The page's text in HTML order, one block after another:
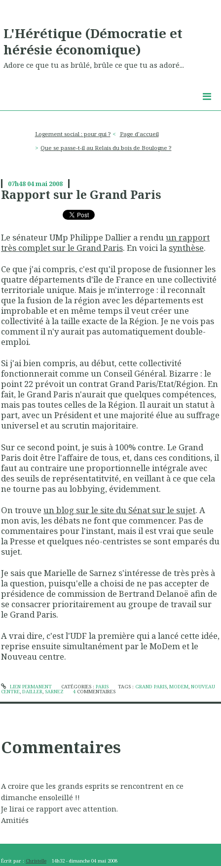
L'Hérétique (Démocratie et
hérésie économique)
Adore ce que tu as brûlé, brûle ce que tu as adoré...
Logement social : pour qui ?
Page d'accueil
Que se passe-t-il au Relais du bois de Boulogne ?
07h48 04mai 2008
Rapport sur le Grand Paris
Le sénateur UMp Philippe Dallier a renduun rapport
très complet sur le Grand Paris. En voici la synthèse.
Ce que j'ai compris, c'est qu'il propose de fusionner les
quatre départements d'île de France en une collectivité
territoriale unique. Mais je m'interroge : il reconnaît
que la fusion de la région avec les départements est
improbable et en même temps il veut créer une
collectivité à la taille exacte de la Région. Je ne vois pas
comment il n'y aurait pas automatiquement double-
emploi.
Si j'ai bien compris, au début, cette collectivité
fonctionnerait comme un Conseil Général. Bizarre : le
point 22 prévoit un contrat Grand Paris/Etat/Région. En
fait, le Grand Paris n'aurait que quelques compétences,
mais pas toutes celles de la Région. Il aurait un statut à
part, avec un Président et une majorité élue au suffrage
universel et au scrutin majoritaire.
Sur ce second point, je suis à 100% contre. Le Grand
Paris doit être l'affaire de tous, et, dans ces conditions, il
faut au contraire une proportionnelle intégrale avec
des seuils de représentatitvité, en veillant à ce que cela
ne tourne pas au lobbying, évidemment.
On trouve un blog sur le site du Sénat sur le sujet. A
mon avis, les débats ne font que commencer. Pas de
commentaires pour l'instant, mais il est vrai que seule
la Presse et quelques néo-centristes se sont emparés du
sujet.
Je sais que Marielle de Sarnez s'intéresse de très près à
la question, puisqu'elle a choisi de ne pas accepter de
présidence de commission de Bertrand Delanoë afin de
se consacrer prioritairement au groupe de travail sur
le Grand Paris.
A vrai dire, c'est l'UDF la première qui a lancé cette idée,
reprise ensuite simultanément par le MoDem et le
Nouveau centre.
LIEN PERMANENT CATÉGORIES : PARIS TAGS : GRAND PARIS,MODEM,NOUVEAU
CENTRE, DAILLER, SARNEZ 4 COMMENTAIRES
Commentaires
A croire que les grands esprits se rencontrent en ce
dimanche ensoleillé !!
Je lirai ce rapport avec attention.
Amitiés
Écrit par : Christelle 14h32 -dimanche 04 mai 2008